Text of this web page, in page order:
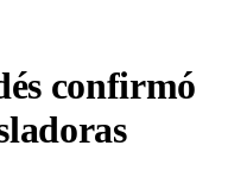
confirmó